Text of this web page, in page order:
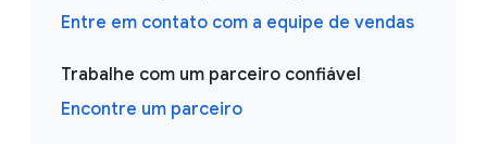
Entre em contato com a equipe de vendas
Trabalhe com um parceiro confiável
Encontre um parceiro